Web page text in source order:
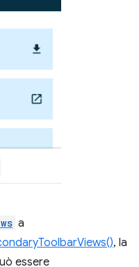
a
, la
essere